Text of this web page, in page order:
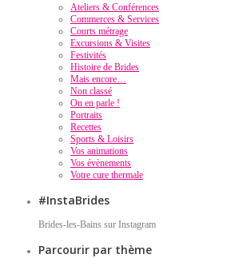
Ateliers & Conférences
Commerces & Services
Courts métrage
Excursions & Visites
Festivités
Histoire de Brides
Mais encore…
Non classé
On en parle !
Portraits
Recettes
Sports & Loisirs
Vos animations
Vos évènements
Votre cure thermale
#InstaBrides
Brides-les-Bains sur Instagram
Parcourir par thème